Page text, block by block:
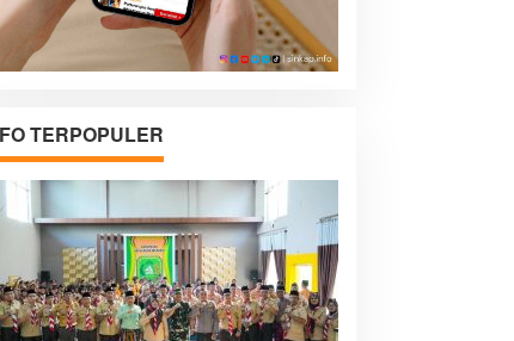
TERPOPULER